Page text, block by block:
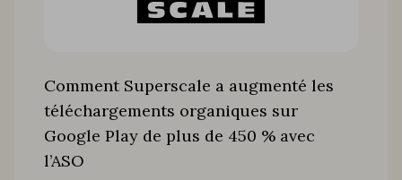
Comment Superscale a augmenté les
téléchargements organiques sur
Google Play de plus de 450 % avec
l’ASO